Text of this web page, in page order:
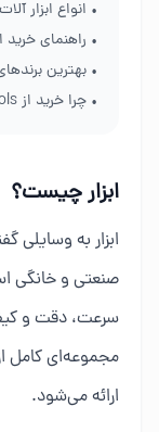
• انواع ابزار آلات
• راهنمای خرید
• بهترین
• چرا خرید از GS Tools؟
ابزار چیست؟
ابزار به وسایلی
صنعتی و خانگی
سرعت، دقت و
مجموعه‌ای کامل از
ارائه می‌شود.